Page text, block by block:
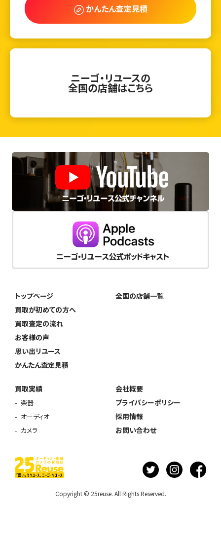
かんたん査定見積
ニーゴ・リユースの
全国の店舗はこちら
トップページ
買取が初めての方へ
買取査定の流れ
お客様の声
思い出リユース
かんたん査定見積
全国の店舗一覧
買取実績
楽器
オーディオ
カメラ
会社概要
プライバシーポリシー
採用情報
お問い合わせ
Copyright © 25reuse. All Rights Reserved.